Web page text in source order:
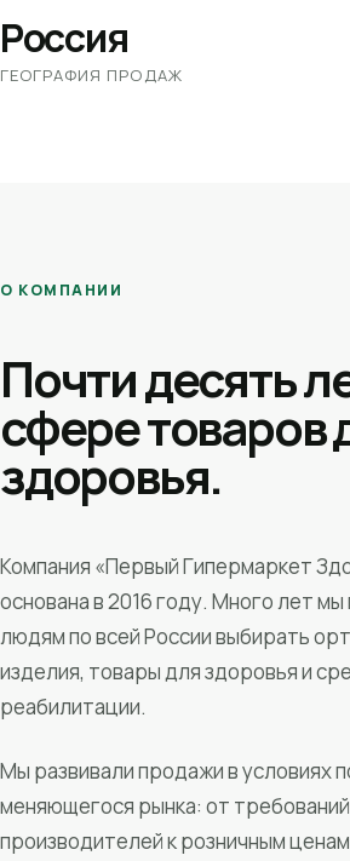
Россия
ГЕОГРАФИЯ ПРОДАЖ
О КОМПАНИИ
Почти десять
сфере товаров
здоровья.
Компания «Первый Гипермаркет
основана в 2016 году. Много лет мы
людям по всей России выбирать
изделия, товары для здоровья и
реабилитации.
Мы развивали продажи в условиях
меняющегося рынка: от требований
производителей к розничным